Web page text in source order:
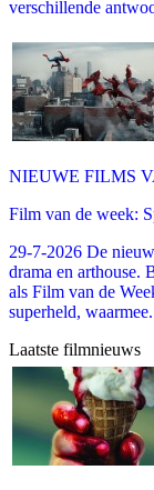
verschillende
NIEUWE FILMS
Film van de week:
29-7-2026 De
drama en arthouse.
als Film van de
superheld,
Laatste filmnieuws